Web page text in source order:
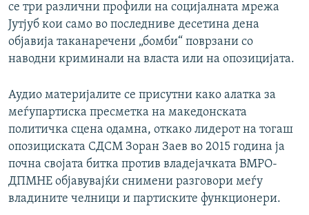
се три различни профили на социјалната мрежа
Јутјуб кои само во последниве десетина дена
објавија таканаречени „бомби“ поврзани со
наводни криминали на власта или на опозицијата.
Аудио материјалите се присутни како алатка за
меѓупартиска пресметка на македонската
политичка сцена одамна, откако лидерот на тогаш
опозициската СДСМ Зоран Заев во 2015 година ја
почна својата битка против владејачката ВМРО-
ДПМНЕ објавувајќи снимени разговори меѓу
владините челници и партиските функционери.